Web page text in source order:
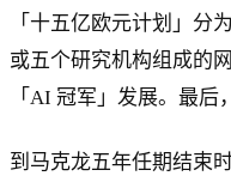
「十五亿欧元计划」
或五个研究机构组成的
「AI 冠军」发展。最
到马克龙五年任期结束